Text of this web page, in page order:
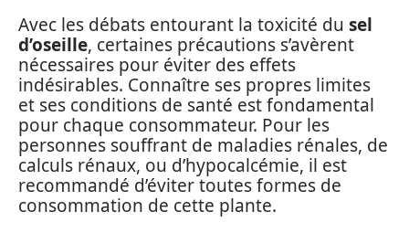
Avec les débats entourant la toxicité du sel
d’oseille, certaines précautions s’avèrent
nécessaires pour éviter des effets
indésirables. Connaître ses propres limites
et ses conditions de santé est fondamental
pour chaque consommateur. Pour les
personnes souffrant de maladies rénales, de
calculs rénaux, ou d’hypocalcémie, il est
recommandé d’éviter toutes formes de
consommation de cette plante.